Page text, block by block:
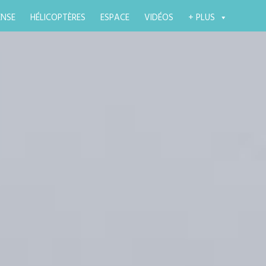
HÉLICOPTÈRES ESPACE VIDÉOS + PLUS